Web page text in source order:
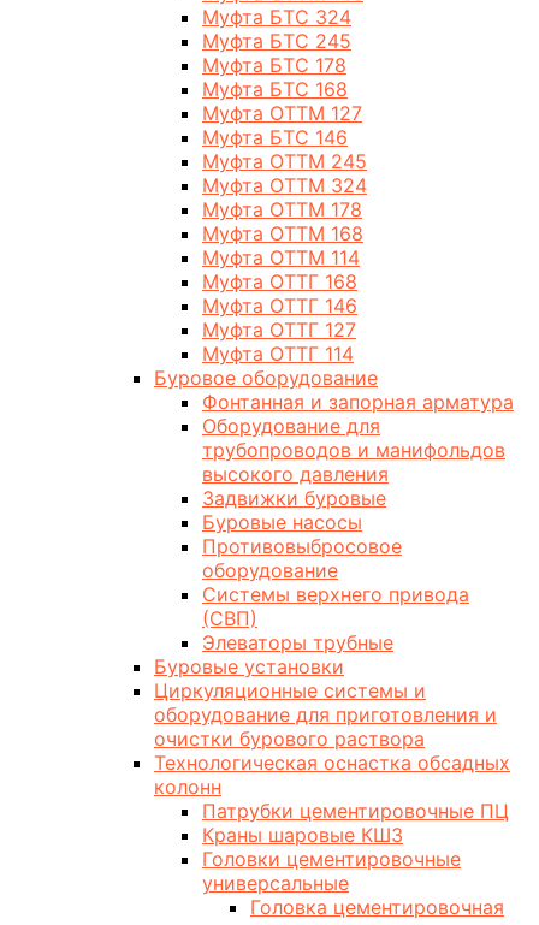
Муфта БТС 324
Муфта БТС 245
Муфта БТС 178
Муфта БТС 168
Муфта ОТТМ 127
Муфта БТС 146
Муфта ОТТМ 245
Муфта ОТТМ 324
Муфта ОТТМ 178
Муфта ОТТМ 168
Муфта ОТТМ 114
Муфта ОТТГ 168
Муфта ОТТГ 146
Муфта ОТТГ 127
Муфта ОТТГ 114
Буровое оборудование
Фонтанная и запорная арматура
Оборудование для
трубопроводов и манифольдов
высокого давления
Задвижки буровые
Буровые насосы
Противовыбросовое
оборудование
Системы верхнего привода
(СВП)
Элеваторы трубные
Буровые установки
Циркуляционные системы и
оборудование для приготовления и
очистки бурового раствора
Технологическая оснастка обсадных
колонн
Патрубки цементировочные ПЦ
Краны шаровые КШЗ
Головки цементировочные
универсальные
Головка цементировочная